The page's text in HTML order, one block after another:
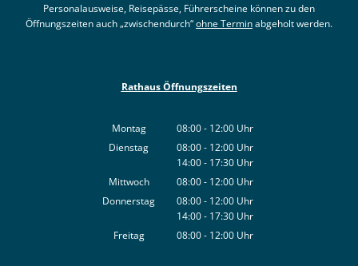
Personalausweise, Reisepässe, Führerscheine können zu den
Öffnungszeiten auch „zwischendurch“ohne Terminabgeholt werden.
Rathaus Öffnungszeiten
Montag 08:00- 12:00 Uhr
Von 08:00 bis 12:00 Uhr
Dienstag 08:00- 12:00 Uhr
Von 08:00 bis 12:00 Uhr
14:00- 17:30 Uhr
Von 14:00 bis 17:30 Uhr
Mittwoch 08:00- 12:00 Uhr
Von 08:00 bis 12:00 Uhr
Donnerstag 08:00- 12:00 Uhr
Von 08:00 bis 12:00 Uhr
14:00- 17:30 Uhr
Von 14:00 bis 17:30 Uhr
Freitag 08:00- 12:00 Uhr